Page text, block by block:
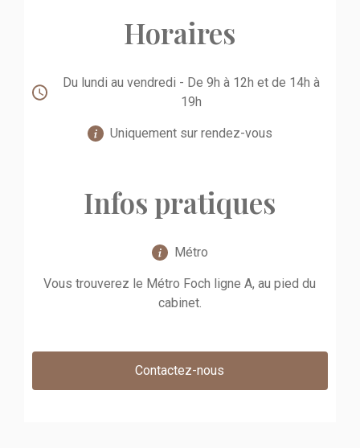
Horaires
Du lundi au vendredi - De 9h à 12h et de 14h à
19h
Uniquement sur rendez-vous
Infos pratiques
Métro
Vous trouverez le Métro Foch ligne A, au pied du
cabinet.
Contactez-nous